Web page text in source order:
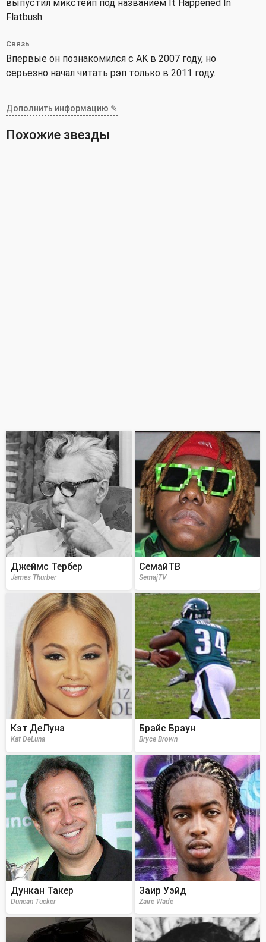
выпустил микстейп под названием It Happened In
Flatbush.
Связь
Впервые он познакомился с AK в 2007 году, но
серьезно начал читать рэп только в 2011 году.
Дополнить информацию ✎
Похожие звезды
Джеймс Тербер
James Thurber
СемайТВ
SemajTV
Кэт ДеЛуна
Kat DeLuna
Брайс Браун
Bryce Brown
Дункан Такер
Duncan Tucker
Заир Уэйд
Zaire Wade